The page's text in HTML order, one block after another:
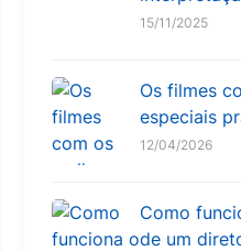
15/11/2025
Os filmes
especiais
12/04/2026
Como
de um